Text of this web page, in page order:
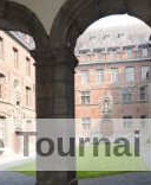
Tournai